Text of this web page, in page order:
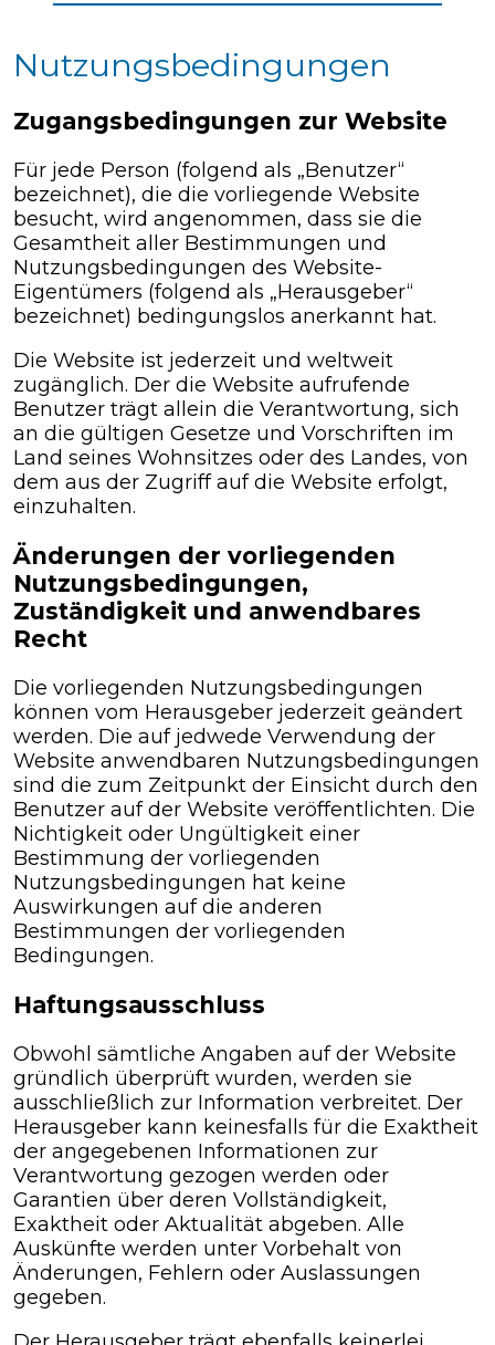
Nutzungsbedingungen
Zugangsbedingungen zur Website
Für jede Person (folgend als „Benutzer“
bezeichnet), die die vorliegende Website
besucht, wird angenommen, dass sie die
Gesamtheit aller Bestimmungen und
Nutzungsbedingungen des Website-
Eigentümers (folgend als „Herausgeber“
bezeichnet) bedingungslos anerkannt hat.
Die Website ist jederzeit und weltweit
zugänglich. Der die Website aufrufende
Benutzer trägt allein die Verantwortung, sich
an die gültigen Gesetze und Vorschriften im
Land seines Wohnsitzes oder des Landes, von
dem aus der Zugriff auf die Website erfolgt,
einzuhalten.
Änderungen der vorliegenden
Nutzungsbedingungen,
Zuständigkeit und anwendbares
Recht
Die vorliegenden Nutzungsbedingungen
können vom Herausgeber jederzeit geändert
werden. Die auf jedwede Verwendung der
Website anwendbaren Nutzungsbedingungen
sind die zum Zeitpunkt der Einsicht durch den
Benutzer auf der Website veröffentlichten. Die
Nichtigkeit oder Ungültigkeit einer
Bestimmung der vorliegenden
Nutzungsbedingungen hat keine
Auswirkungen auf die anderen
Bestimmungen der vorliegenden
Bedingungen.
Haftungsausschluss
Obwohl sämtliche Angaben auf der Website
gründlich überprüft wurden, werden sie
ausschließlich zur Information verbreitet. Der
Herausgeber kann keinesfalls für die Exaktheit
der angegebenen Informationen zur
Verantwortung gezogen werden oder
Garantien über deren Vollständigkeit,
Exaktheit oder Aktualität abgeben. Alle
Auskünfte werden unter Vorbehalt von
Änderungen, Fehlern oder Auslassungen
gegeben.